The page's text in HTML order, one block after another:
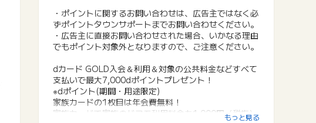
・ポイントに関するお問い合わせは、広告主ではなく必
ずポイントタウンサポートまでお問い合わせください。
・広告主に直接お問い合わせされた場合、いかなる理由
でもポイント対象外となりますので、ご注意ください。
dカード GOLD入会＆利用＆対象の公共料金などすべて
支払いで最大7,000dポイントプレゼント！
※dポイント(期間・用途限定)
家族カードの1枚目は年会費無料！
家族カードで家族のドコモ利用料金も1,000円（税抜）
もっと見る